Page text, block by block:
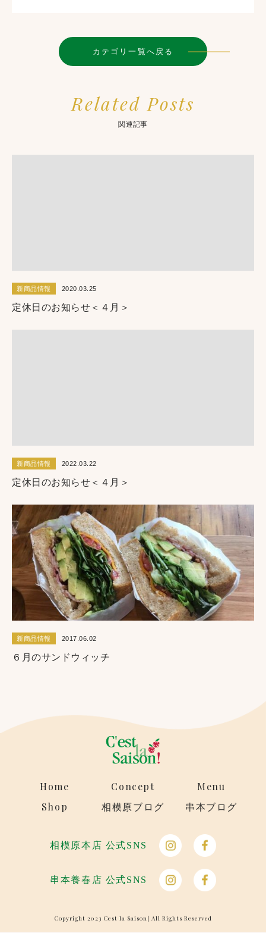
カテゴリ一覧へ戻る
Related Posts
関連記事
新商品情報 2020.03.25
定休日のお知らせ＜４月＞
新商品情報 2022.03.22
定休日のお知らせ＜４月＞
新商品情報 2017.06.02
６月のサンドウィッチ
Home Concept
Menu
Shop
相模原ブログ 串本ブログ
相模原本店 公式SNS
串本養春店 公式SNS
Copyright 2023 Cest la Saison| All Rights Reserved